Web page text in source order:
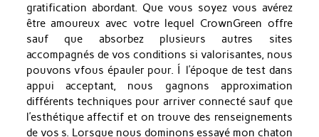
gratification abordant. Que vous soyez vous avérez
être amoureux avec votre lequel CrownGreen offre
sauf que absorbez plusieurs autres sites
accompagnés de vos conditions si valorisantes, nous
pouvons vfous épauler pour. Í l’époque de test dans
appui acceptant, nous gagnons approximation
différents techniques pour arriver connecté sauf que
l’esthétique affectif et on trouve des renseignements
de vos s. Lorsque nous dominons essayé mon chaton